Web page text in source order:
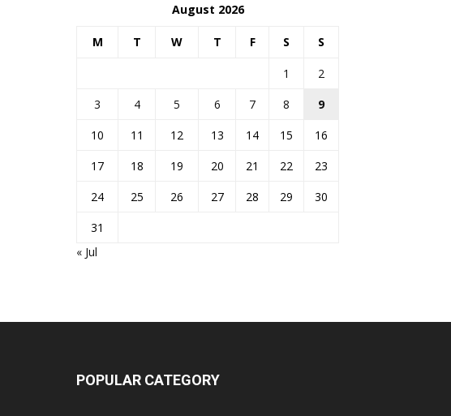
August 2026
M T W T F S S
1
2
3
4 5 6 7 8
9
10
11 12 13 14 15
16
17
18 19 20 21 22
23
24
25 26 27 28 29
30
31
« Jul
POPULAR CATEGORY